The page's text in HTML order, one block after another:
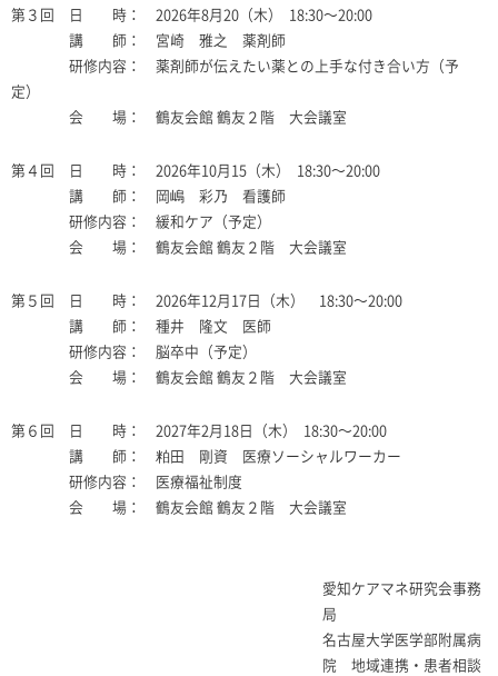
第３回 日 時： 2026年8月20 （木） 18:30～20:00
講 師： 宮崎 雅之 薬剤師
研修内容： 薬剤師が伝えたい薬との上手な付き合い方（予
定）
会 場： 鶴友会館 鶴友２階 大会議室
第４回 日 時： 2026年10月15 （木） 18:30～20:00
講 師： 岡嶋 彩乃 看護師
研修内容： 緩和ケア（予定）
会 場： 鶴友会館 鶴友２階 大会議室
第５回 日 時： 2026年12月17日（木） 18:30～20:00
講 師： 種井
隆文 医師
研修内容： 脳卒中（予定）
会 場： 鶴友会館 鶴友２階 大会議室
第６回 日 時： 2027年2月18日（木） 18:30～20:00
講 師： 粕田 剛資 医療ソーシャルワーカー
研修内容： 医療福祉制度
会 場： 鶴友会館 鶴友２階 大会議室
愛知ケアマネ研究会事務
局
名古屋大学医学部附属病
院 地域連携・患者相談